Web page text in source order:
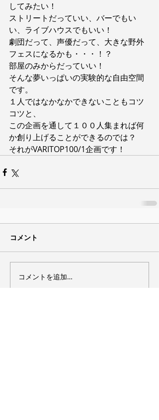
してみたい！
ストリートだっていい、バーでもい
い、ライブハウスでもいい！
劇団だって、声優だって、大きな野外
フェスになるかも・・・！？
部屋のみからだっていい！
そんな夢いっぱいの実験的な自由空間
です。
１人ではなかなかできないこともコツ
コツと、
この企画を通して１００人集まれば何
か創り上げることができるのでは？
それがVARITOP100/1企画です！
コメント
コメントを追加…